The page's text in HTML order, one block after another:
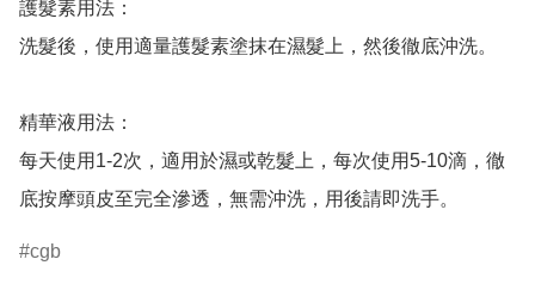
護髮素用法：
洗髮後，使用適量護髮素塗抹在濕髮上，然後徹底沖洗。
精華液用法：
每天使用1-2次，適用於濕或乾髮上，每次使用5-10滴，徹
cgb